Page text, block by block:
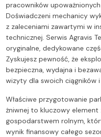
pracowników
Doświadczeni mechanicy
z zaleceniami zawartymi w
technicznej. Serwis Agravis
oryginalne, dedykowane
Zyskujesz pewność, że
bezpieczna, wydajna i
wizyty dla swoich ciągników
Właściwe przygotowanie
żniwnej to kluczowy
gospodarstwem rolnym,
wynik finansowy całego